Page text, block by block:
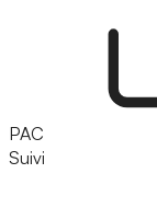
PAC
Suivi